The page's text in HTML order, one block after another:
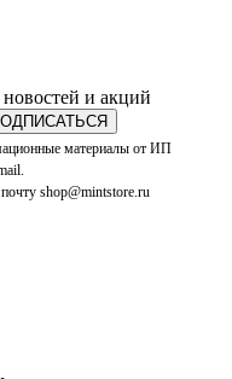
и акций
материалы от ИП
shop@mintstore.ru